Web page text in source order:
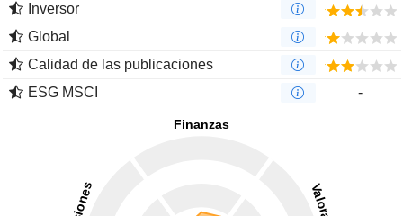
Inversor
Global
Calidad de las publicaciones
ESG MSCI
-